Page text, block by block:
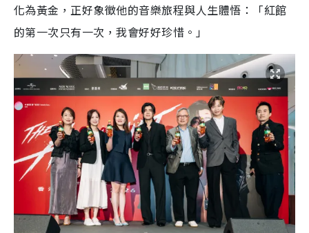
化為黃金，正好象徵他的音樂旅程與人生體悟：「紅館
的第一次只有一次，我會好好珍惜。」